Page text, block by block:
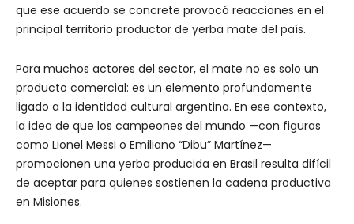
que ese acuerdo se concrete provocó reacciones en el
principal territorio productor de yerba mate del país.
Para muchos actores del sector, el mate no es solo un
producto comercial: es un elemento profundamente
ligado a la identidad cultural argentina. En ese contexto,
la idea de que los campeones del mundo —con figuras
como Lionel Messi o Emiliano “Dibu” Martínez—
promocionen una yerba producida en Brasil resulta difícil
de aceptar para quienes sostienen la cadena productiva
en Misiones.